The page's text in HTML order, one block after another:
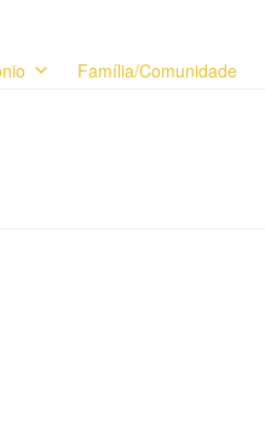
Família/Comunidade